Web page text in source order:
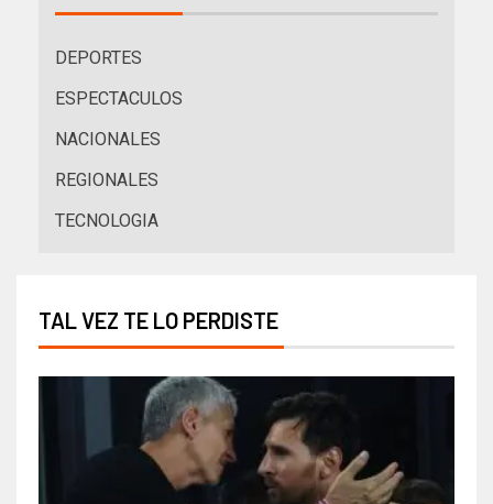
DEPORTES
ESPECTACULOS
NACIONALES
REGIONALES
TECNOLOGIA
TAL VEZ TE LO PERDISTE